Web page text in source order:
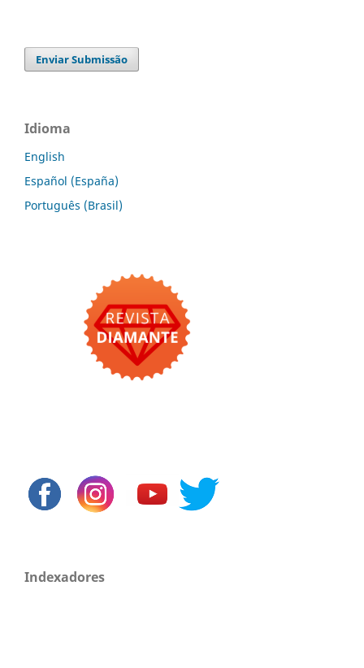
Enviar Submissão
Idioma
English
Español (España)
Português (Brasil)
Indexadores